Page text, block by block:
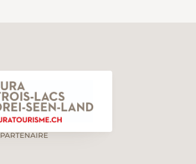
PARTENAIRE